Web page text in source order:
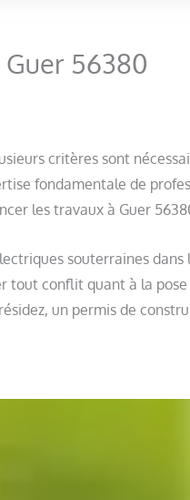
56380
critères sont
fondamentale de
les travaux à Guer
souterraines
tout conflit quant à la
un permis de